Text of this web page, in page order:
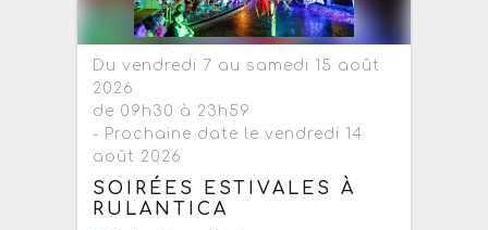
Du vendredi 7 au samedi 15 août
2026
de 09h30 à 23h59
- Prochaine date le vendredi 14
août 2026
SOIRÉES ESTIVALES À
RULANTICA